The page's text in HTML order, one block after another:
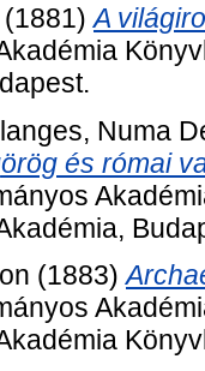
(1881)A
Numa
és római
(1883)